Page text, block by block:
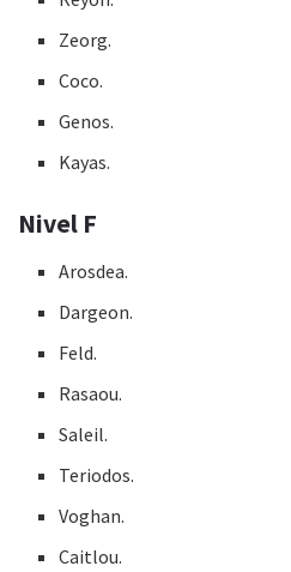
Zeorg.
Coco.
Genos.
Kayas.
Nivel F
Arosdea.
Dargeon.
Feld.
Rasaou.
Saleil.
Teriodos.
Voghan.
Caitlou.